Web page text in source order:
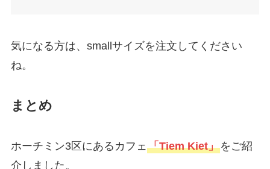
気になる方は、smallサイズを注文してください
ね。
まとめ
ホーチミン3区にあるカフェ 「Tiem Kiet」をご紹
介しました。